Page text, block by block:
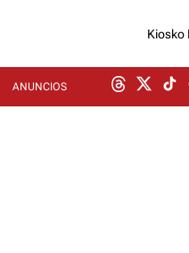
Kiosko
ANUNCIOS